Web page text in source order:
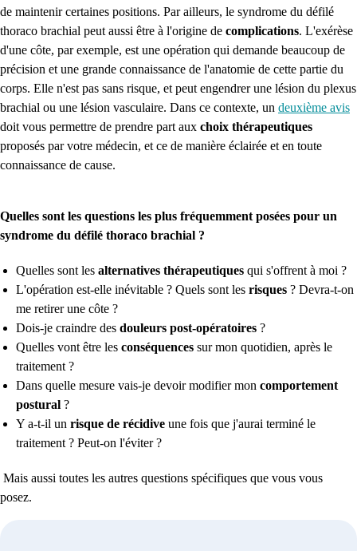
de maintenir certaines positions. Par ailleurs, le syndrome du défilé
thoraco brachial peut aussi être à l'origine de complications. L'exérèse
d'une côte, par exemple, est une opération qui demande beaucoup de
précision et une grande connaissance de l'anatomie de cette partie du
corps. Elle n'est pas sans risque, et peut engendrer une lésion du plexus
brachial ou une lésion vasculaire. Dans ce contexte, un deuxième avis
doit vous permettre de prendre part aux choix thérapeutiques
proposés par votre médecin, et ce de manière éclairée et en toute
connaissance de cause.
Quelles sont les questions les plus fréquemment posées pour un
syndrome du défilé thoraco brachial ?
Quelles sont les alternatives thérapeutiques qui s'offrent à moi ?
L'opération est-elle inévitable ? Quels sont les risques ? Devra-t-on
me retirer une côte ?
Dois-je craindre des douleurs post-opératoires ?
Quelles vont être les conséquences sur mon quotidien, après le
traitement ?
Dans quelle mesure vais-je devoir modifier mon comportement
postural ?
Y a-t-il un risque de récidive une fois que j'aurai terminé le
traitement ? Peut-on l'éviter ?
Mais aussi toutes les autres questions spécifiques que vous vous
posez.